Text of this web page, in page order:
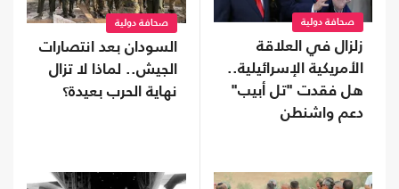
صحافة دولية
زلزال في العلاقة
الأمريكية الإسرائيلية..
هل فقدت "تل أبيب"
دعم واشنطن
صحافة دولية
السودان بعد انتصارات
الجيش.. لماذا لا تزال
نهاية الحرب بعيدة؟